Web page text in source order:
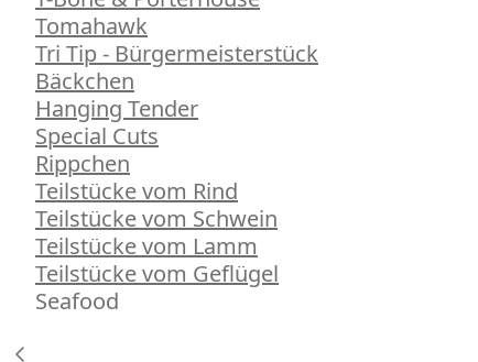
Tomahawk
Tri Tip - Bürgermeisterstück
Bäckchen
Hanging Tender
Special Cuts
Rippchen
Teilstücke vom Rind
Teilstücke vom Schwein
Teilstücke vom Lamm
Teilstücke vom Geflügel
Seafood